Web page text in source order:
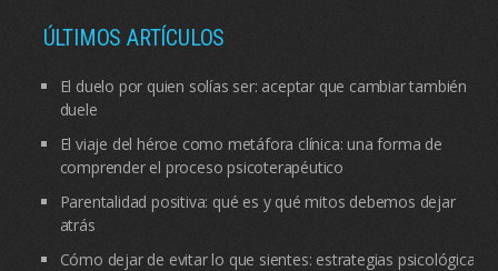
ÚLTIMOS ARTÍCULOS
El duelo por quien solías ser: aceptar que cambiar también
duele
El viaje del héroe como metáfora clínica: una forma de
comprender el proceso psicoterapéutico
Parentalidad positiva: qué es y qué mitos debemos dejar
atrás
Cómo dejar de evitar lo que sientes: estrategias psicológicas